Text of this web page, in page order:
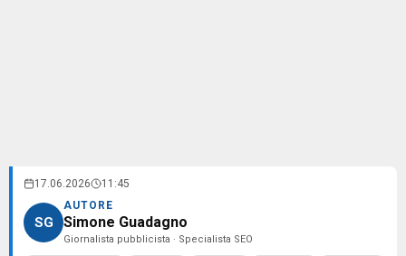
17.06.2026 11:45
SG
AUTORE
Simone Guadagno
Giornalista pubblicista · Specialista SEO